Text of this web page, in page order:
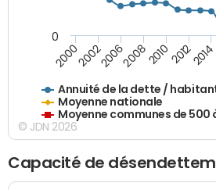
Annuité de la dette /
Moyenne nationale
Moyenne communes de
2000200220062008201020122014
0
© JDN 2026
Capacité de